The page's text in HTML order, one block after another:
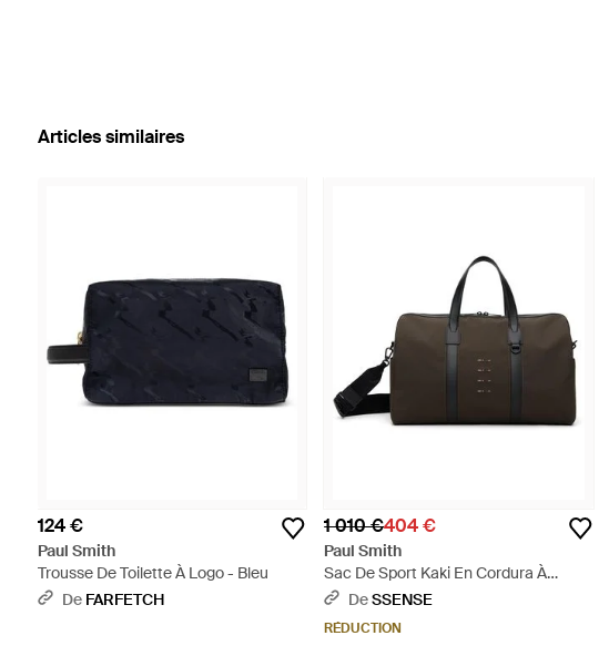
Articles similaires
124 €
Paul Smith
Trousse De Toilette À Logo - Bleu
De FARFETCH
1 010 €404 €
Paul Smith
Sac De Sport Kaki En Cordura À
Garniture À Rayures Emblématiques
Usinées Par Laser - Noir
DeSSENSE
RÉDUCTION